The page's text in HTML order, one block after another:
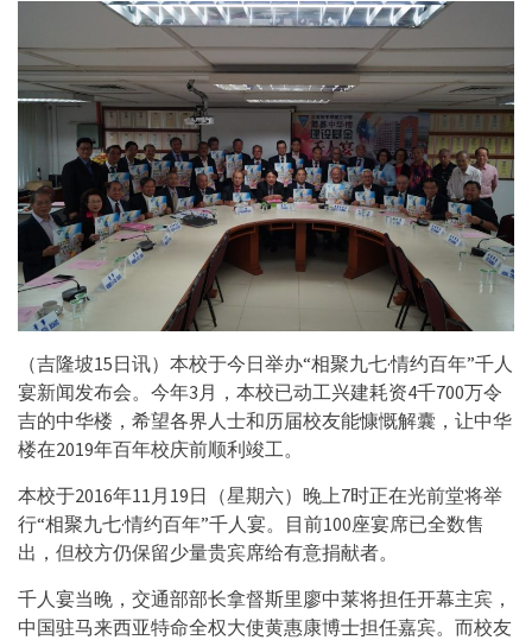
（吉隆坡15日讯）本校于今日举办“相聚九七·情约百年”千人
宴新闻发布会。今年3月，本校已动工兴建耗资4千700万令
吉的中华楼，希望各界人士和历届校友能慷慨解囊，让中华
楼在2019年百年校庆前顺利竣工。
本校于2016年11月19日（星期六）晚上7时正在光前堂将举
行“相聚九七·情约百年”千人宴。目前100座宴席已全数售
出，但校方仍保留少量贵宾席给有意捐献者。
千人宴当晚，交通部部长拿督斯里廖中莱将担任开幕主宾，
中国驻马来西亚特命全权大使黄惠康博士担任嘉宾。而校友